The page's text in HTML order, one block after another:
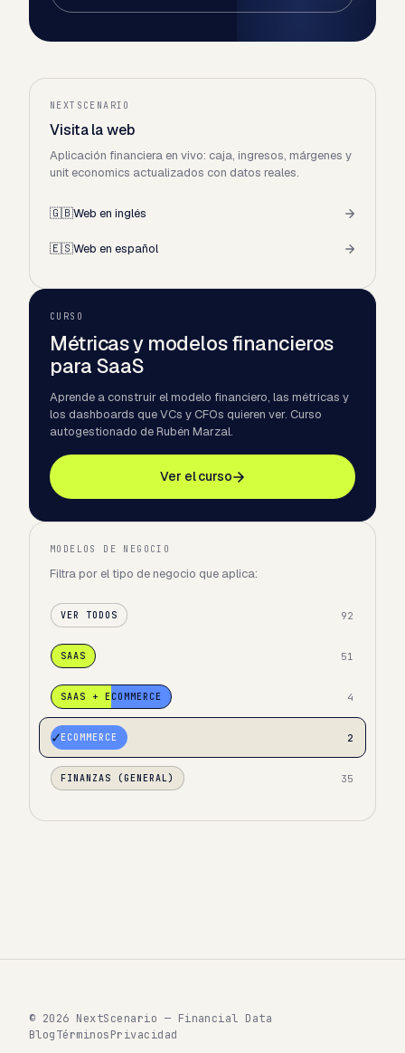
NEXTSCENARIO
Visita la web
Aplicación financiera en vivo: caja, ingresos, márgenes y
unit economics actualizados con datos reales.
🇬🇧Web en inglés
🇪🇸Web en español
CURSO
Métricas y modelos financieros
para SaaS
Aprende a construir el modelo financiero, las métricas y
los dashboards que VCs y CFOs quieren ver. Curso
autogestionado de Rubén Marzal.
Ver el curso
MODELOS DE NEGOCIO
Filtra por el tipo de negocio que aplica:
VER TODOS 92
SAAS 51
SAAS + ECOMMERCE 4
ECOMMERCE 2
FINANZAS (GENERAL) 35
© 2026 NextScenario — Financial Data
BlogTérminosPrivacidad